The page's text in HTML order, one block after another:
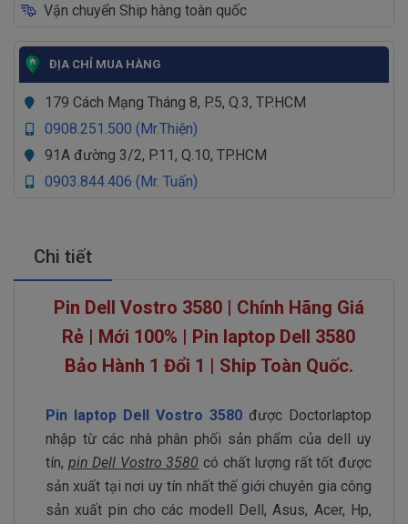
Vận chuyển Ship hàng toàn quốc
ĐỊA CHỈ MUA HÀNG
179 Cách Mạng Tháng 8, P.5, Q.3, TP.HCM
0908.251.500 (Mr.Thiện)
91A đường 3/2, P.11, Q.10, TP.HCM
0903.844.406 (Mr. Tuấn)
Chi tiết
Pin Dell Vostro 3580 | Chính Hãng Giá
Rẻ | Mới 100% | Pin laptop Dell 3580
Bảo Hành 1 Đổi 1 | Ship Toàn Quốc.
Pin laptop Dell Vostro 3580 được Doctorlaptop
nhập từ các nhà phân phối sản phẩm của dell uy
tín, pin Dell Vostro 3580 có chất lượng rất tốt được
sản xuất tại nơi uy tín nhất thế giới chuyên gia công
sản xuất pin cho các modell Dell, Asus, Acer, Hp,